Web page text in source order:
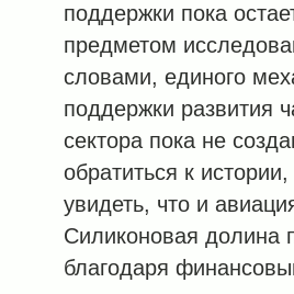
поддержки пока
предметом
словами, единого
поддержки развития
сектора пока не
обратиться к
увидеть, что и
Силиконовая долина
благодаря